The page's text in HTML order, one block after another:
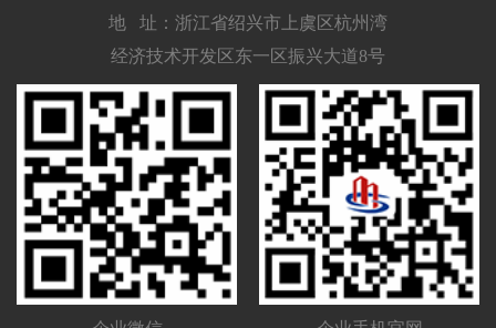
地 址：浙江省绍兴市上虞区杭州湾
经济技术开发区东一区振兴大道8号